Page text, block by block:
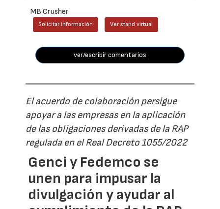
MB Crusher
Solicitar información Ver stand virtual
ver/escribir comentarios
El acuerdo de colaboración persigue
apoyar a las empresas en la aplicación
de las obligaciones derivadas de la RAP
regulada en el Real Decreto 1055/2022
Genci y Fedemco se
unen para impusar la
divulgación y ayudar al